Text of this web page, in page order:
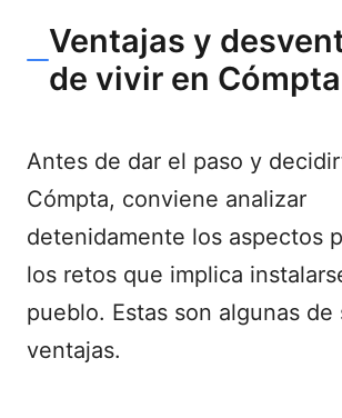
Ventajas y
de vivir en Cómpta
Antes de dar el paso y
Cómpta, conviene analizar
detenidamente los aspectos
los retos que implica
pueblo. Estas son algunas de
ventajas.